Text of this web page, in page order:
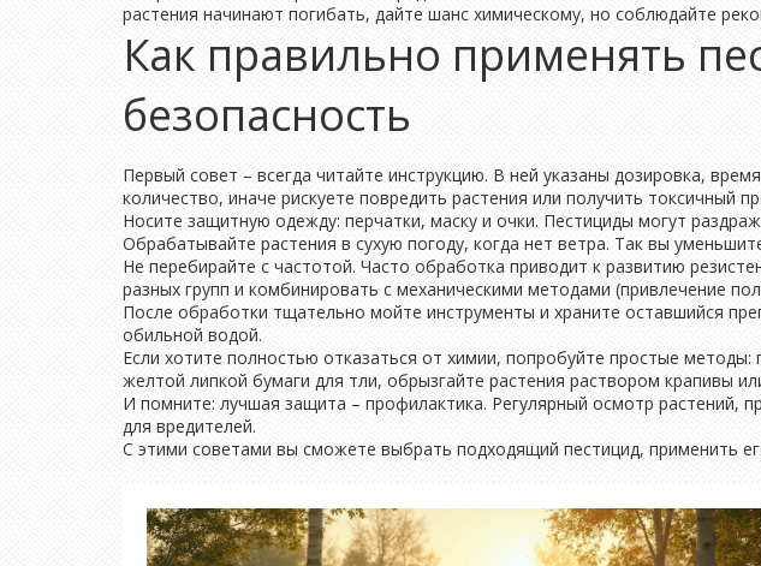
растения начинают погибать, дайте шанс химическому, но соблюдайте
Как правильно применять
безопасность
Первый совет – всегда читайте инструкцию. В ней указаны дозировка,
количество, иначе рискуете повредить растения или получить токсичный
Носите защитную одежду: перчатки, маску и очки. Пестициды могут
Обрабатывайте растения в сухую погоду, когда нет ветра. Так вы
Не перебирайте с частотой. Часто обработка приводит к развитию
разных групп и комбинировать с механическими методами (привлечение
После обработки тщательно мойте инструменты и храните оставшийся
обильной водой.
Если хотите полностью отказаться от химии, попробуйте простые
желтой липкой бумаги для тли, обрызгайте растения раствором крапивы
И помните: лучшая защита – профилактика. Регулярный осмотр растений,
для вредителей.
С этими советами вы сможете выбрать подходящий пестицид, применить